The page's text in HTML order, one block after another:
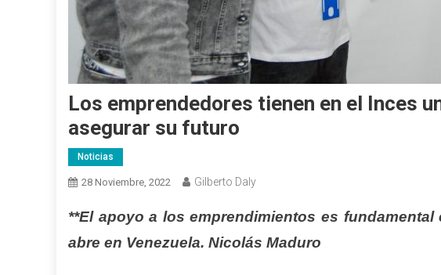
Los emprendedores tienen en el Inces
asegurar su futuro
Noticias
28 Noviembre, 2022 Gilberto Daly
**El apoyo a los emprendimientos es
abre en Venezuela. Nicolás Maduro